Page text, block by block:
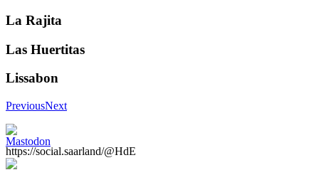
La Rajita
Las Huertitas
Lissabon
PreviousNext
https://social.saarland/@HdE